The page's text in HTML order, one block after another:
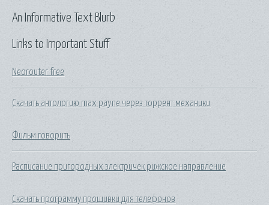
Links to Important Stuff
Neorouter free
Скачать антологию max payne через торрент механики
Фильм говорить
Расписание пригородных электричек рижское направление
Скачать программу прошивки для телефонов
An Informative Text Blurb